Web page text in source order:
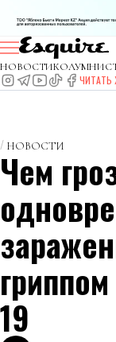
НОВОСТИ
ЧИТАТЬ
НОВОСТИ
Чем
19